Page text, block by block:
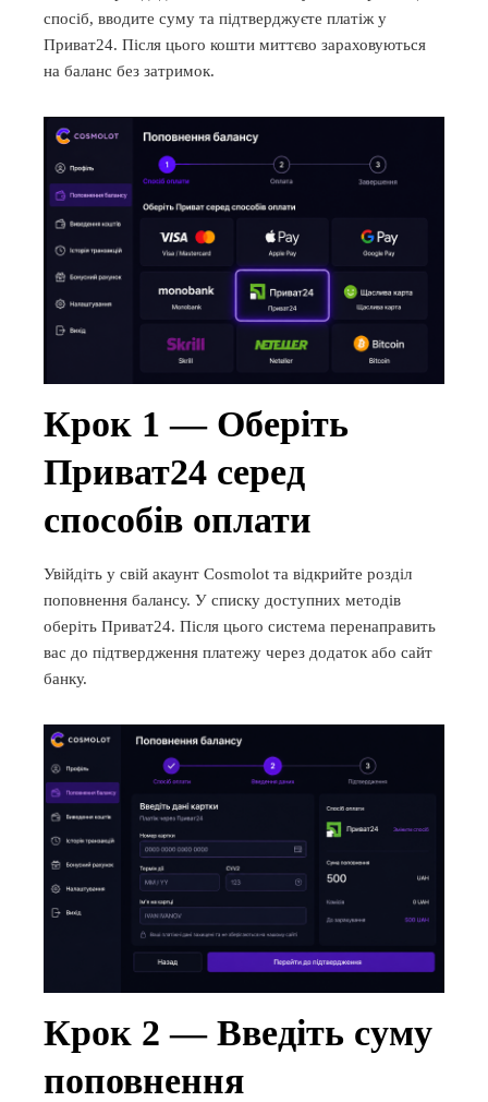
спосіб, вводите суму та підтверджуєте платіж у
Приват24. Після цього кошти миттєво зараховуються
на баланс без затримок.
Крок 1 — Оберіть
Приват24 серед
способів оплати
Увійдіть у свій акаунт Cosmolot та відкрийте розділ
поповнення балансу. У списку доступних методів
оберіть Приват24. Після цього система перенаправить
вас до підтвердження платежу через додаток або сайт
банку.
Крок 2 — Введіть суму
поповнення